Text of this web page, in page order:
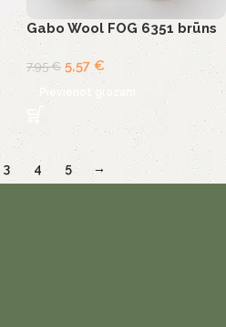
Gabo Wool FOG 6351 brūns
7,95€ 5,57€
Pievienot grozam
3 4 5 →